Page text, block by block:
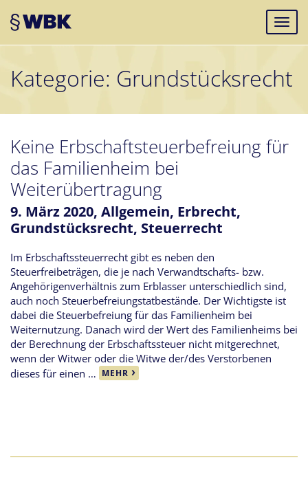
Kategorie: Grundstücksrecht
Keine Erbschaftsteuerbefreiung für
das Familienheim bei
Weiterübertragung
9. März 2020, Allgemein, Erbrecht,
Grundstücksrecht, Steuerrecht
Im Erbschaftssteuerrecht gibt es neben den
Steuerfreibeträgen, die je nach Verwandtschafts- bzw.
Angehörigenverhältnis zum Erblasser unterschiedlich sind,
auch noch Steuerbefreiungstatbestände. Der Wichtigste ist
dabei die Steuerbefreiung für das Familienheim bei
Weiternutzung. Danach wird der Wert des Familienheims bei
der Berechnung der Erbschaftssteuer nicht mitgerechnet,
wenn der Witwer oder die Witwe der/des Verstorbenen
dieses für einen … MEHR